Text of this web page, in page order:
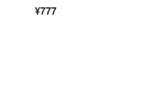
¥777